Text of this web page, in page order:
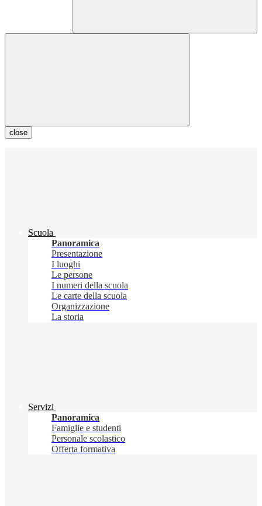
close
Scuola
Panoramica
Presentazione
I luoghi
Le persone
I numeri della scuola
Le carte della scuola
Organizzazione
La storia
Servizi
Panoramica
Famiglie e studenti
Personale scolastico
Offerta formativa